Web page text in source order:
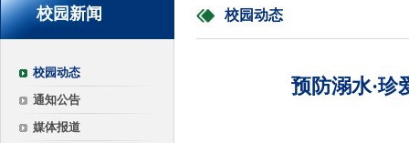
校园新闻
校园动态
通知公告
媒体报道
校园动态
预防溺水·